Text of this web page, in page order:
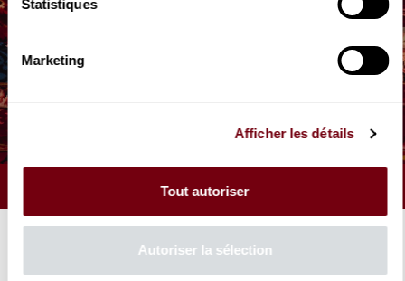
Statistiques
Marketing
Afficher les détails
Tout autoriser
Autoriser la sélection
ARTICLE
See all